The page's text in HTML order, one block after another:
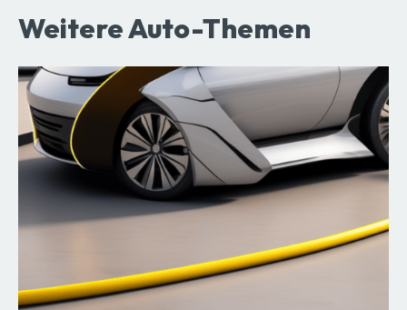
Weitere Auto-Themen